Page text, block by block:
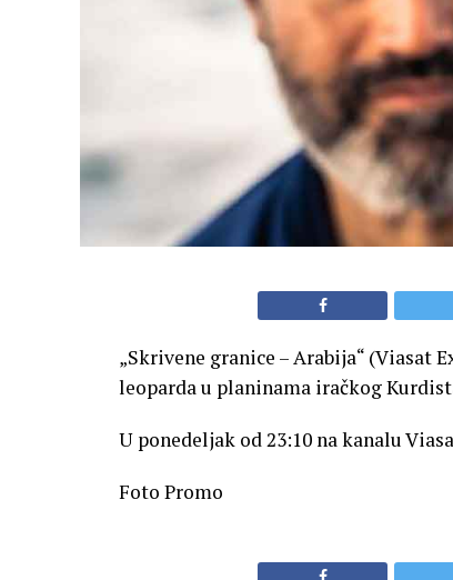
„Skrivene granice – Arabija“ (Viasat
leoparda u planinama iračkog
U ponedeljak od 23:10 na kanalu
Foto Promo